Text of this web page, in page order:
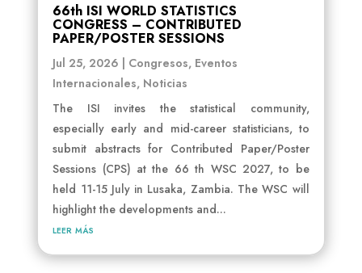
66th ISI WORLD STATISTICS
CONGRESS – CONTRIBUTED
PAPER/POSTER SESSIONS
Jul 25, 2026 | Congresos, Eventos
Internacionales, Noticias
The ISI invites the statistical community,
especially early and mid-career statisticians, to
submit abstracts for Contributed Paper/Poster
Sessions (CPS) at the 66 th WSC 2027, to be
held 11-15 July in Lusaka, Zambia. The WSC will
highlight the developments and...
leer más